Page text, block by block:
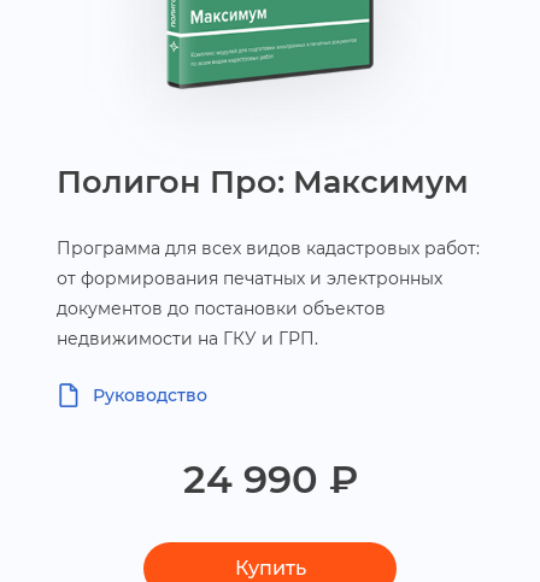
Полигон Про: Максимум
Программа для всех видов кадастровых работ:
от формирования печатных и электронных
документов до постановки объекто
недвижимости на ГКУ и ГРП.
Руководство
24 990 ₽
Купить